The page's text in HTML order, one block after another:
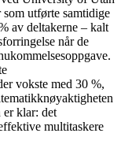
utførte samtidige
av deltakerne – kalt
når de
vokste med 30 %,
er klar: det
multitaskere